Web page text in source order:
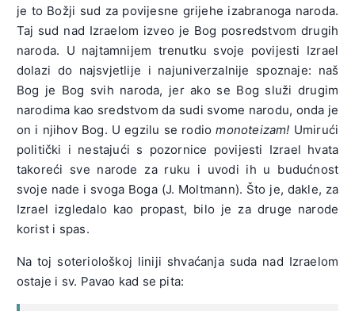
je to Božji sud za povijesne grijehe izabranoga naroda.
Taj sud nad Izraelom izveo je Bog posredstvom drugih
naroda. U najtamnijem trenutku svoje povijesti Izrael
dolazi do najsvjetlije i najuniverzalnije spoznaje: naš
Bog je Bog svih naroda, jer ako se Bog služi drugim
narodima kao sredstvom da sudi svome narodu, onda je
on i njihov Bog. U egzilu se rodiomonoteizam! Umirući
politički i nestajući s pozornice povijesti Izrael hvata
takoreći sve narode za ruku i uvodi ih u budućnost
svoje nade i svoga Boga (J. Moltmann). Što je, dakle, za
Izrael izgledalo kao propast, bilo je za druge narode
korist i spas.
Na toj soteriološkoj liniji shvaćanja suda nad Izraelom
ostaje i sv. Pavao kad se pita: